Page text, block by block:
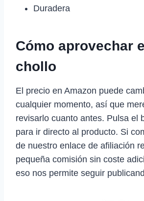
Duradera
Cómo aprovechar
chollo
El precio en Amazon puede
cualquier momento, así que
revisarlo cuanto antes. Pulsa el
para ir directo al producto. Si
de nuestro enlace de afiliación
pequeña comisión sin coste
eso nos permite seguir